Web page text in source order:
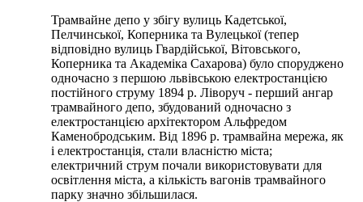
Трамвайне депо у збігу вулиць Кадетської,
Пелчинської, Коперника та Вулецької (тепер
відповідно вулиць Гвардійської, Вітовського,
Коперника та Академіка Сахарова) було споруджено
одночасно з першою львівською електростанцією
постійного струму 1894 р. Ліворуч - перший ангар
трамвайного депо, збудований одночасно з
електростанцією архітектором Альфредом
Каменобродським. Від 1896 р. трамвайна мережа, як
і електростанція, стали власністю міста;
електричний струм почали використовувати для
освітлення міста, а кількість вагонів трамвайного
парку значно збільшилася.